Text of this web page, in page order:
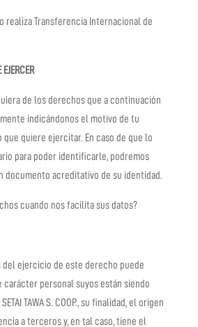
realiza Transferencia Internacional de
de los derechos que a continuación
indicándonos el motivo de tu
quiere ejercitar. En caso de que lo
para poder identificarle, podremos
documento acreditativo de su identidad.
cuando nos facilita sus datos?
del ejercicio de este derecho puede
carácter personal suyos están siendo
SETAI TAWA S. COOP., su finalidad, el origen
a terceros y, en tal caso, tiene el